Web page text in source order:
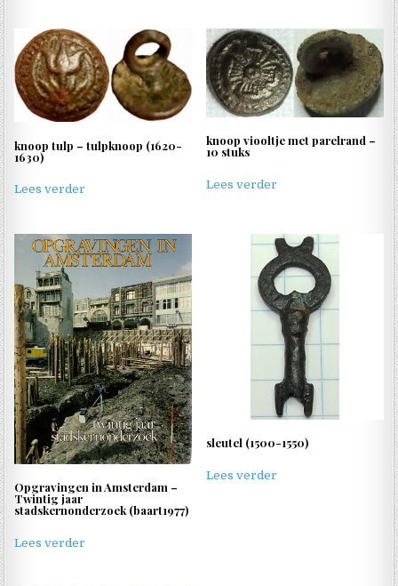
knoop tulp – tulpknoop (1620-
1630)
Lees verder
knoop viooltje met parelrand –
10 stuks
Lees verder
Opgravingen in Amsterdam –
Twintig jaar
stadskernonderzoek (baart1977)
Lees verder
sleutel (1500-1550)
Lees verder